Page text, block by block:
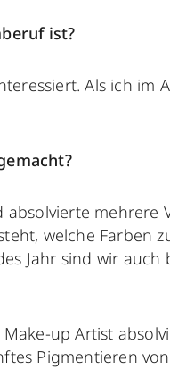
ist?
Als ich im
welche Farben
Jahr sind wir
up Artist
Pigmentieren